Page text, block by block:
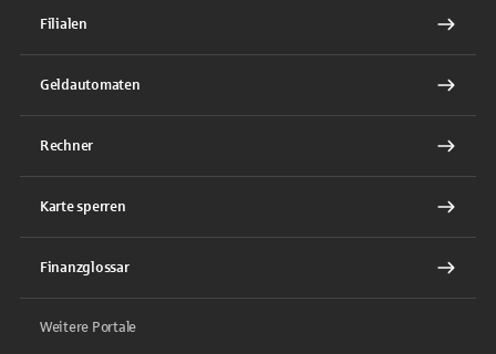
Filialen
Geldautomaten
Rechner
Karte sperren
Finanzglossar
Weitere Portale